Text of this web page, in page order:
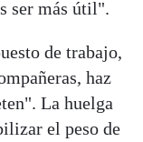
ser más útil".
de trabajo,
haz
La huelga
el peso de